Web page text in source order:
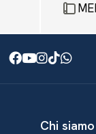
Facebook
Youtube
Instagram
TikTok
Chi siamo